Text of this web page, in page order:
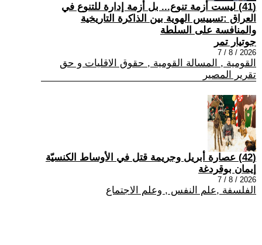
(41) ليست أزمة تنوع... بل أزمة إدارة للتنوع في
العراق :تسييس الهوية بين الذاكرة التاريخية
والمنافسة على السلطة
جوتيار تمر
2026 / 8 / 7
القومية , المسالة القومية , حقوق الاقليات و حق
تقرير المصير
(42) عصارة أبريل وجريمة قتل في الأوساط الكنسيّة
إيمان بوقردغة
2026 / 8 / 7
الفلسفة ,علم النفس , وعلم الاجتماع